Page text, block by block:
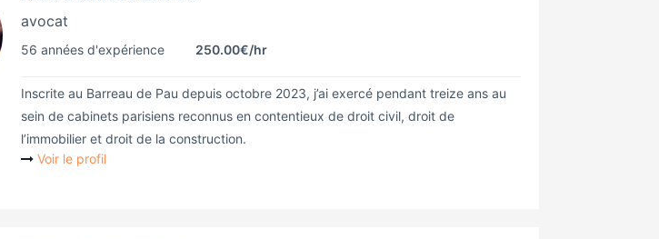
avocat
56 années d'expérience 250.00€/hr
Inscrite au Barreau de Pau depuis octobre 2023, j’ai exercé pendant treize ans au
sein de cabinets parisiens reconnus en contentieux de droit civil, droit de
l’immobilier et droit de la construction.
Voir le profil